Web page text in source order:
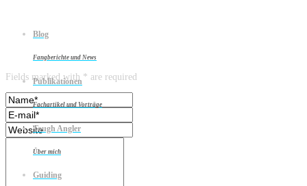
Blog
Fangberichte und News
Publikationen
Fachartikel und Vorträge
Tough Angler
Über mich
Guiding
Leave a reply
Fields marked with * are required